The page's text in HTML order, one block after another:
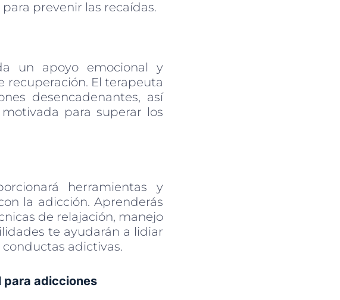
prevenir las recaídas.
un apoyo emocional y
El terapeuta
desencadenantes, así
para superar los
herramientas y
la adicción. Aprenderás
de relajación, manejo
te ayudarán a lidiar
adictivas.
para adicciones